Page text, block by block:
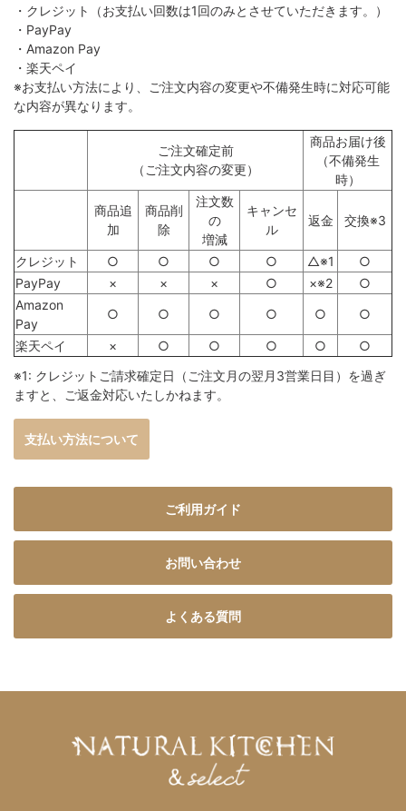
・クレジット（お支払い回数は1回のみとさせていただきます。）
・PayPay
・Amazon Pay
・楽天ペイ
※お支払い方法により、ご注文内容の変更や不備発生時に対応可能
な内容が異なります。
ご注文確定前
（ご注文内容の変更）
商品お届け後
（不備発生
時）
商品追
加
商品削
除
注文数
の
増減
キャンセ
ル
返金 交換※3
クレジット ○ ○ ○ ○ △※1
○
PayPay
× × × ○ ×※2
○
Amazon
Pay
○ ○ ○ ○ ○ ○
楽天ペイ × ○ ○ ○ ○
○
※1: クレジットご請求確定日（ご注文月の翌月3営業日目）を過ぎ
ますと、ご返金対応いたしかねます。
支払い方法について
ご利用ガイド
お問い合わせ
よくある質問